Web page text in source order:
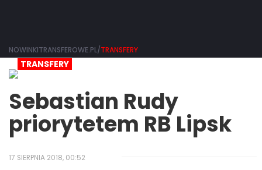
NOWINKITRANSFEROWE.PL/TRANSFERY
TRANSFERY
Sebastian Rudy
priorytetem RB Lipsk
17 SIERPNIA 2018, 00:52